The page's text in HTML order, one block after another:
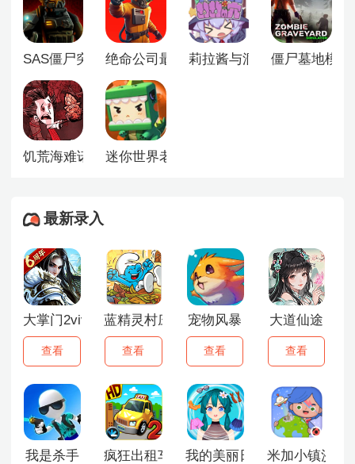
源与剧情线索。冒险生存类游戏既有单人长线开荒模式，
也支持多人联机协作建造避难所，作品画风差异丰富，写
SAS僵尸突击队4绝命公司最新版莉拉酱与洞窟 僵尸墓地模拟
饥荒海难诺亚 迷你世界老版本联机版
最新录入
大掌门2vivo版
查看
蓝精灵村庄中文版
查看
宠物风暴
查看
大道仙途
查看
我是杀手 疯狂出租车2汉化版我的美丽日记 米加小镇沙漠